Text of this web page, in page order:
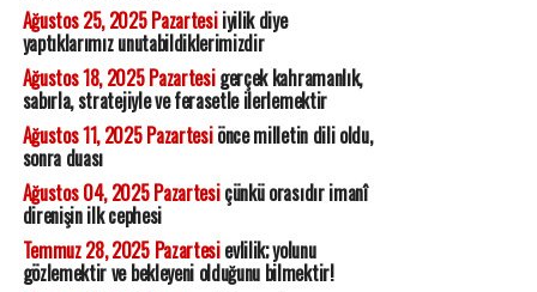
Ağustos 25, 2025 Pazartesiiyilik diye
yaptıklarımız unutabildiklerimizdir
Ağustos 18, 2025 Pazartesigerçek kahramanlık,
sabırla, stratejiyle ve ferasetle ilerlemektir
Ağustos 11, 2025 Pazartesiönce milletin dili oldu,
sonra duası
Ağustos 04, 2025 Pazartesiçünkü orasıdır imanî
direnişin ilk cephesi
Temmuz 28, 2025 Pazartesievlilik; yolunu
gözlemektir ve bekleyeni olduğunu bilmektir!